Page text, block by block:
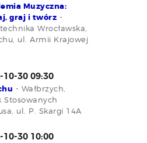
Muzyczna:
graj i twórz -
Wrocławska,
ul. Armii Krajowej
10-30 09:30
- Wałbrzych,
Stosowanych
ul. P. Skargi 14A
10-30 10:00